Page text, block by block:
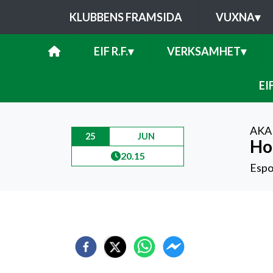
KLUBBENS FRAMSIDA VUXNA▾
EIF R.F.▾ VERKSAMHET▾
25 JUN
20.15